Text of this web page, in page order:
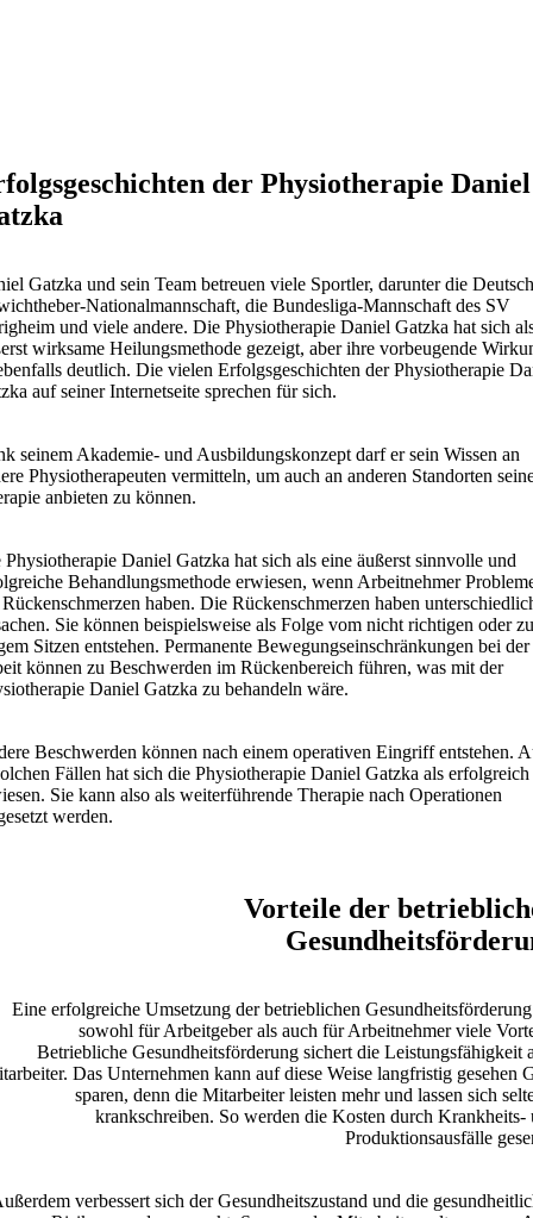
der Physiotherapie Daniel
Gatzka und sein Team betreuen viele Sportler, darunter die
Nationalmannschaft, die Bundesliga-Mannschaft des SV
und viele andere. Die Physiotherapie Daniel Gatzka hat sich
wirksame Heilungsmethode gezeigt, aber ihre vorbeugende
deutlich. Die vielen Erfolgsgeschichten der Physiotherapie
auf seiner Internetseite sprechen für sich.
seinem Akademie- und Ausbildungskonzept darf er sein Wissen an
Physiotherapeuten vermitteln, um auch an anderen Standorten
anbieten zu können.
Physiotherapie Daniel Gatzka hat sich als eine äußerst sinnvolle und
Behandlungsmethode erwiesen, wenn Arbeitnehmer
haben. Die Rückenschmerzen haben
Sie können beispielsweise als Folge vom nicht richtigen oder zu
Sitzen entstehen. Permanente Bewegungseinschränkungen bei der
können zu Beschwerden im Rückenbereich führen, was mit der
Daniel Gatzka zu behandeln wäre.
Beschwerden können nach einem operativen Eingriff entstehen.
Fällen hat sich die Physiotherapie Daniel Gatzka als erfolgreich
Sie kann also als weiterführende Therapie nach Operationen
werden.
Vorteile der
Eine erfolgreiche Umsetzung der betrieblichen
sowohl für Arbeitgeber als auch für Arbeitnehmer viele
Betriebliche Gesundheitsförderung sichert die Leistungsfähigkeit
Das Unternehmen kann auf diese Weise langfristig gesehen
sparen, denn die Mitarbeiter leisten mehr und lassen sich
krankschreiben. So werden die Kosten durch Krankheits-
Produktionsausfälle
verbessert sich der Gesundheitszustand und die